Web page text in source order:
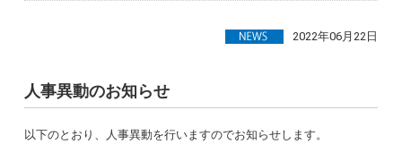
2022年06月22日
人事異動のお知らせ
以下のとおり、人事異動を行いますのでお知らせします。